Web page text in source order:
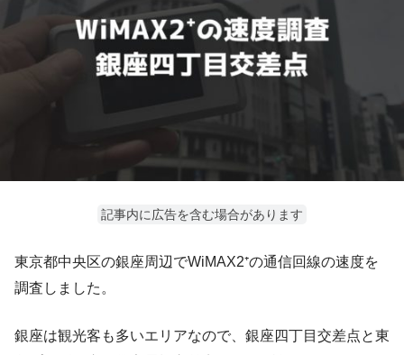
記事内に広告を含む場合があります
東京都中央区の銀座周辺でWiMAX2⁺の通信回線の速度を
調査しました。
銀座は観光客も多いエリアなので、銀座四丁目交差点と東